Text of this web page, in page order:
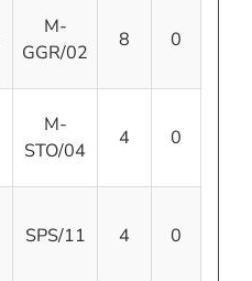
M-
GGR/02
8 0
M-
STO/04
4 0
SPS/11 4 0